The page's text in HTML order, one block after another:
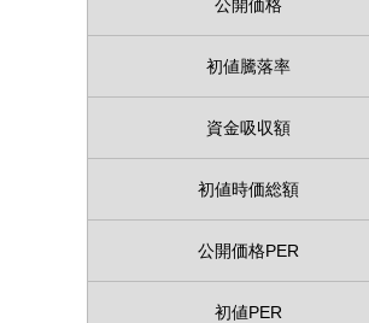
公開価格
初値騰落率
資金吸収額
初値時価総額
公開価格PER
初値PER